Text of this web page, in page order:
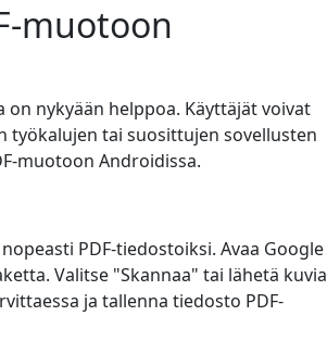
muotoon
nykyään helppoa. Käyttäjät voivat
työkalujen tai suosittujen sovellusten
muotoon Androidissa.
PDF-tiedostoiksi. Avaa Google
Valitse "Skannaa" tai lähetä kuvia
ja tallenna tiedosto PDF-